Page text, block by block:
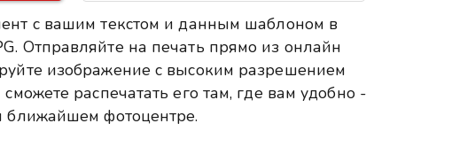
с вашим текстом и данным шаблоном в
Отправляйте на печать прямо из онлайн
изображение с высоким разрешением
распечатать его там, где вам удобно -
ближайшем фотоцентре.